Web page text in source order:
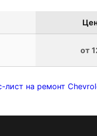
от
лист на ремонт